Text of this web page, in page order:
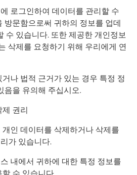
로그인하여 데이터를 관리할 수
방문함으로써 귀하의 정보를 업데
수 있습니다. 또한 제공한 개인정보
삭제를 요청하기 위해 우리에게 연
나 법적 근거가 있는 경우 특정 정
음을 유의해 주십시오.
권리
인 데이터를 삭제하거나 삭제를
가 있습니다.
내에서 귀하에 대한 특정 정보를